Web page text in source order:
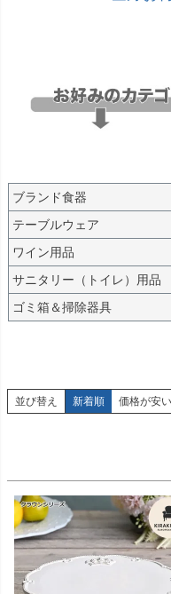
ブランド食器
テーブルウェア
ワイン用品
サニタリー（トイレ）用品
ゴミ箱＆掃除器具
並び替え 新着順 価格が安
在庫なし商品
バンドル販売
予約商品
予約商品のみを表
並び順
新着順
登録順
価格が安い順
キーワードヒット